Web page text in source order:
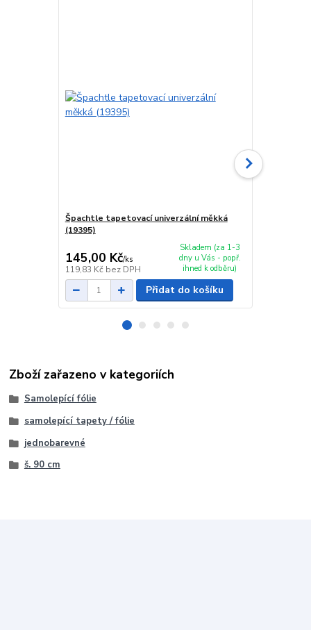
Špachtle tapetovací univerzální měkká
(19395)
145,00 Kč/ks
119,83 Kč bez DPH
Skladem (za 1-3
dny u Vás - popř.
ihned k odběru)
Přidat do košíku
Zboží zařazeno v kategoriích
Samolepící fólie
samolepící tapety / fólie
jednobarevné
š. 90 cm